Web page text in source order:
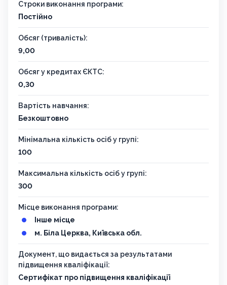
Строки виконання програми:
Постійно
Обсяг (тривалість):
9,00
Обсяг у кредитах ЄКТС:
0,30
Вартість навчання:
Безкоштовно
Мінімальна кількість осіб у групі:
100
Максимальна кількість осіб у групі:
300
Місце виконання програми:
Інше місце
м. Біла Церква, Київська обл.
Документ, що видається за результатами
підвищення кваліфікації:
Сертифікат про підвищення кваліфікації